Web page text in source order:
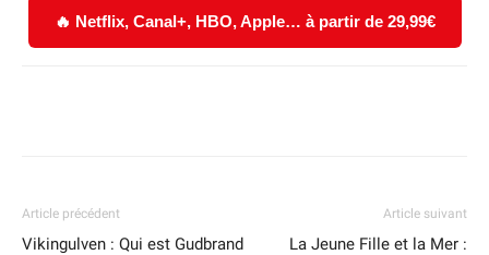
🔥 Netflix, Canal+, HBO, Apple… à partir de 29,99€
Article précédent
Vikingulven : Qui est Gudbrand
Article suivant
La Jeune Fille et la Mer :